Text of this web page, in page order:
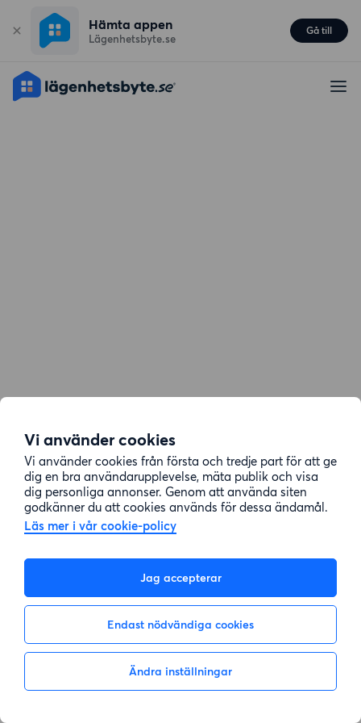
Vi använder cookies
Vi använder cookies från första och tredje part för att ge
dig en bra användarupplevelse, mäta publik och visa
dig personliga annonser. Genom att använda siten
godkänner du att cookies används för dessa ändamål.
Läs mer i vår cookie-policy
Jag accepterar
Endast nödvändiga cookies
Ändra inställningar
Hämta appen
Lägenhetsbyte.se
Gå till